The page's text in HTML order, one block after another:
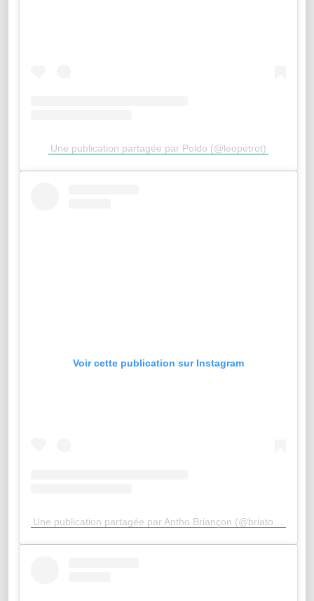
Une publication partagée par Poldo (@leopetrot)
Voir cette publication sur Instagram